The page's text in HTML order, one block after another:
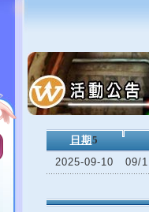
日期 5
2025-09-10
09/